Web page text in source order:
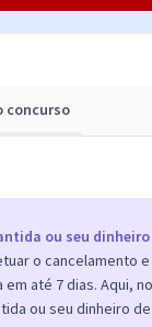
concurso
ou seu
o cancelamento
até 7 dias. Aqui,
ou seu dinheiro